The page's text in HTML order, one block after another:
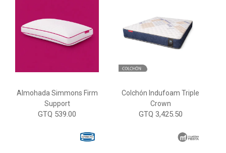
Almohada Simmons Firm
Support
GTQ 539.00
Colchón Indufoam Triple
Crown
GTQ 3,425.50